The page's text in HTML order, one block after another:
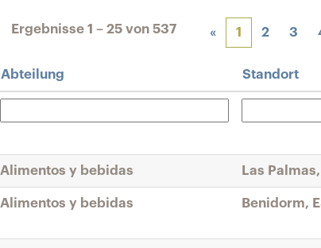
Ergebnisse 1 – 25 von 537 « 1 2 3
Abteilung Standort
Alimentos y bebidas Las Palmas,
Alimentos y bebidas Benidorm,